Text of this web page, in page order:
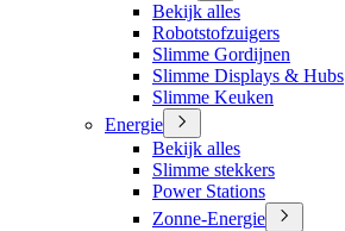
Bekijk alles
Robotstofzuigers
Slimme Gordijnen
Slimme Displays & Hubs
Slimme Keuken
Energie
Bekijk alles
Slimme stekkers
Power Stations
Zonne-Energie